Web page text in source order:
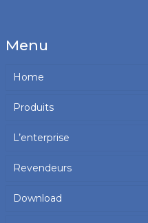
Menu
Home
Produits
L’enterprise
Revendeurs
Download